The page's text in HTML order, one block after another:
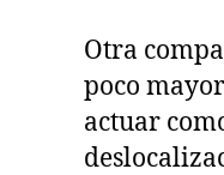
Otra
poco
actuar